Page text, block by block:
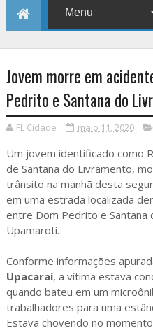
Jovem morre em
Pedrito e Santana do
FL Cidade maio 11, 2020
Um jovem identificado como
de Santana do Livramento,
trânsito na manhã desta
em uma estrada localizada
entre Dom Pedrito e Santana
Upamaroti.
Conforme informações
Upacaraí, a vítima estava
quando bateu em um
trabalhadores para uma
Estava chovendo no